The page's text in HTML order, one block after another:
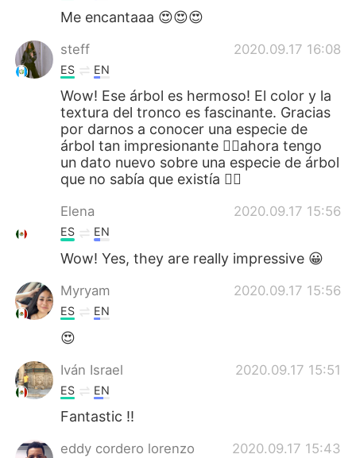
Me encantaaa 😍😍😍
steff 2020.09.17 16:08
ES EN
Wow! Ese árbol es hermoso! El color y la
textura del tronco es fascinante. Gracias
por darnos a conocer una especie de
árbol tan impresionante 👍🏻ahora tengo
un dato nuevo sobre una especie de árbol
que no sabía que existía ✌🏻
Elena 2020.09.17 15:56
ES EN
Wow! Yes, they are really impressive 😀
Myryam 2020.09.17 15:56
ES EN
😍
Iván Israel 2020.09.17 15:51
ES EN
Fantastic !!
eddy cordero lorenzo 2020.09.17 15:43